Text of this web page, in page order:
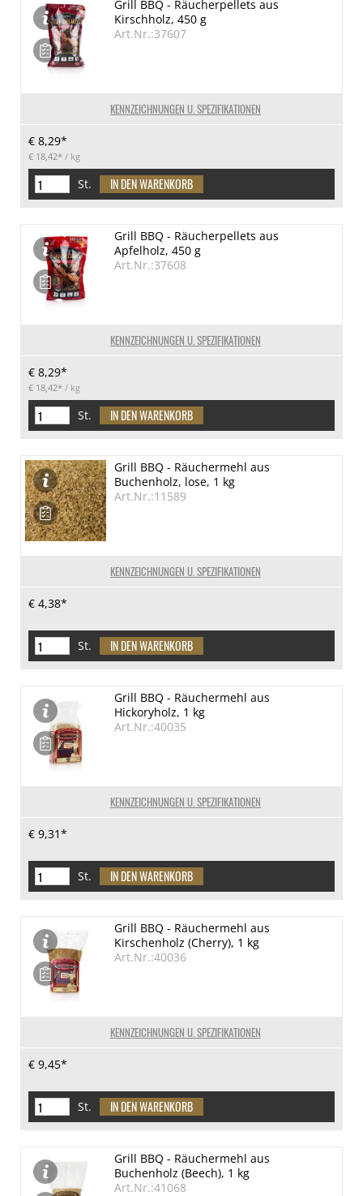
KENNZEICHNUNGEN U. SPEZIFIKATIONEN
Grill BBQ - Räucherpellets aus
Kirschholz, 450 g
Art.Nr.:37607
€ 8,29*
€ 18,42* / kg
St.
KENNZEICHNUNGEN U. SPEZIFIKATIONEN
Grill BBQ - Räucherpellets aus
Apfelholz, 450 g
Art.Nr.:37608
€ 8,29*
€ 18,42* / kg
St.
KENNZEICHNUNGEN U. SPEZIFIKATIONEN
Grill BBQ - Räuchermehl aus
Buchenholz, lose, 1 kg
Art.Nr.:11589
€ 4,38*
St.
KENNZEICHNUNGEN U. SPEZIFIKATIONEN
Grill BBQ - Räuchermehl aus
Hickoryholz, 1 kg
Art.Nr.:40035
€ 9,31*
St.
KENNZEICHNUNGEN U. SPEZIFIKATIONEN
Grill BBQ - Räuchermehl aus
Kirschenholz (Cherry), 1 kg
Art.Nr.:40036
€ 9,45*
St.
Grill BBQ - Räuchermehl aus
Buchenholz (Beech), 1 kg
Art.Nr.:41068